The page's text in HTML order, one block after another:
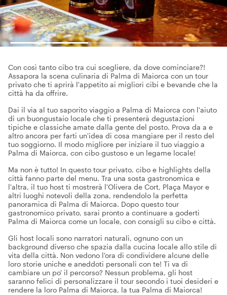
Con così tanto cibo tra cui scegliere, da dove cominciare?!
Assapora la scena culinaria di Palma di Maiorca con un tour
privato che ti aprirà l'appetito ai migliori cibi e bevande che la
città ha da offrire.
Dai il via al tuo saporito viaggio a Palma di Maiorca con l'aiuto
di un buongustaio locale che ti presenterà degustazioni
tipiche e classiche amate dalla gente del posto. Prova da a e
altro ancora per farti un'idea di cosa mangiare per il resto del
tuo soggiorno. Il modo migliore per iniziare il tuo viaggio a
Palma di Maiorca, con cibo gustoso e un legame locale!
Ma non è tutto! In questo tour privato, cibo e highlights della
città fanno parte del menu. Tra una sosta gastronomica e
l'altra, il tuo host ti mostrerà l'Olivera de Cort, Plaça Mayor e
altri luoghi notevoli della zona, rendendolo la perfetta
panoramica di Palma di Maiorca. Dopo questo tour
gastronomico privato, sarai pronto a continuare a goderti
Palma di Maiorca come un locale, con consigli su cibo e città.
Gli host locali sono narratori naturali, ognuno con un
background diverso che spazia dalla cucina locale allo stile di
vita della città. Non vedono l'ora di condividere alcune delle
loro storie uniche e aneddoti personali con te! Ti va di
cambiare un po' il percorso? Nessun problema, gli host
saranno felici di personalizzare il tour secondo i tuoi desideri e
rendere la loro Palma di Maiorca, la tua Palma di Maiorca!